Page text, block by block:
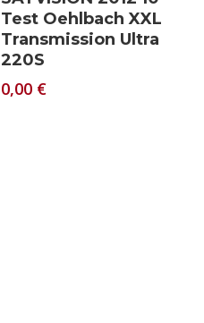
Test Oehlbach XXL
Transmission Ultra
220S
0,00 €